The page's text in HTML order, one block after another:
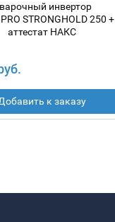
инвертор
STRONGHOLD 250 +
аттестат НАКС
к заказу